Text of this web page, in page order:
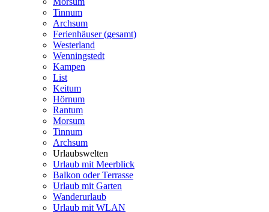
Tinnum
Archsum
Ferienhäuser (gesamt)
Westerland
Wenningstedt
Kampen
List
Keitum
Hörnum
Rantum
Morsum
Tinnum
Archsum
Urlaubswelten
Urlaub mit Meerblick
Balkon oder Terrasse
Urlaub mit Garten
Wanderurlaub
Urlaub mit WLAN